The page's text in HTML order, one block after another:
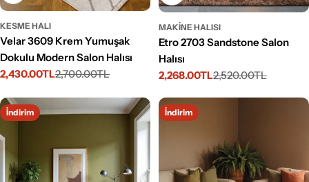
KESME HALI
Velar 3609 Krem Yumuşak
Dokulu Modern Salon Halısı
İndirimli
2,430.00TL
Normal
2,700.00TL
MAKINE HALISI
Etro 2703 Sandstone Salon
Halısı
İndirimli
2,268.00TL
Normal
2,520.00TL
İndirim İndirim